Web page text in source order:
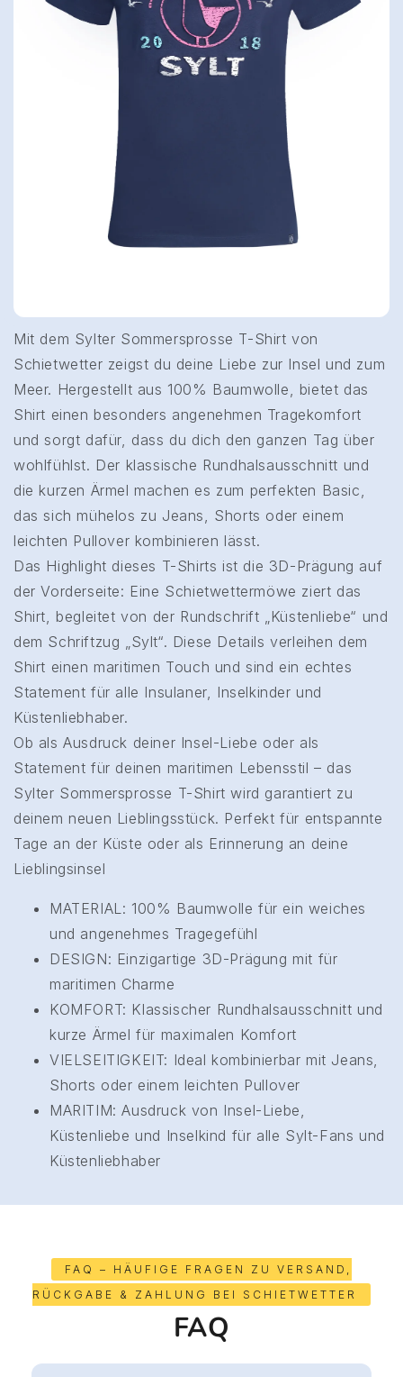
Mit dem Sylter Sommersprosse T-Shirt von
Schietwetter zeigst du deine Liebe zur Insel und zum
Meer. Hergestellt aus 100% Baumwolle, bietet das
Shirt einen besonders angenehmen Tragekomfort
und sorgt dafür, dass du dich den ganzen Tag über
wohlfühlst. Der klassische Rundhalsausschnitt und
die kurzen Ärmel machen es zum perfekten Basic,
das sich mühelos zu Jeans, Shorts oder einem
leichten Pullover kombinieren lässt.
Das Highlight dieses T-Shirts ist die 3D-Prägung auf
der Vorderseite: Eine Schietwettermöwe ziert das
Shirt, begleitet von der Rundschrift „Küstenliebe“ und
dem Schriftzug „Sylt“. Diese Details verleihen dem
Shirt einen maritimen Touch und sind ein echtes
Statement für alle Insulaner, Inselkinder und
Küstenliebhaber.
Ob als Ausdruck deiner Insel-Liebe oder als
Statement für deinen maritimen Lebensstil – das
Sylter Sommersprosse T-Shirt wird garantiert zu
deinem neuen Lieblingsstück. Perfekt für entspannte
Tage an der Küste oder als Erinnerung an deine
Lieblingsinsel
MATERIAL: 100% Baumwolle für ein weiches
und angenehmes Tragegefühl
DESIGN: Einzigartige 3D-Prägung mit für
maritimen Charme
KOMFORT: Klassischer Rundhalsausschnitt und
kurze Ärmel für maximalen Komfort
VIELSEITIGKEIT: Ideal kombinierbar mit Jeans,
Shorts oder einem leichten Pullover
MARITIM: Ausdruck von Insel-Liebe,
Küstenliebe und Inselkind für alle Sylt-Fans und
Küstenliebhaber
FAQ – HÄUFIGE FRAGEN ZU VERSAND,
RÜCKGABE & ZAHLUNG BEI SCHIETWETTER
FAQ